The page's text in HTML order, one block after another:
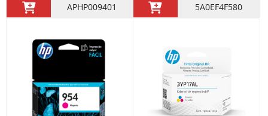
APHP009401 5A0EF4F580